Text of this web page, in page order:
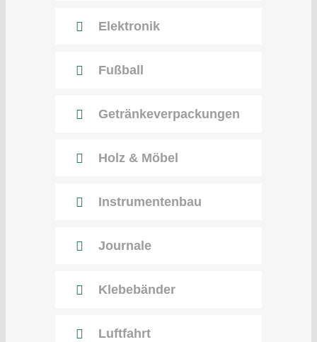
Elektronik
Fußball
Getränke­verpackungen
Holz & Möbel
Instrumenten­bau
Journale
Klebebänder
Luftfahrt